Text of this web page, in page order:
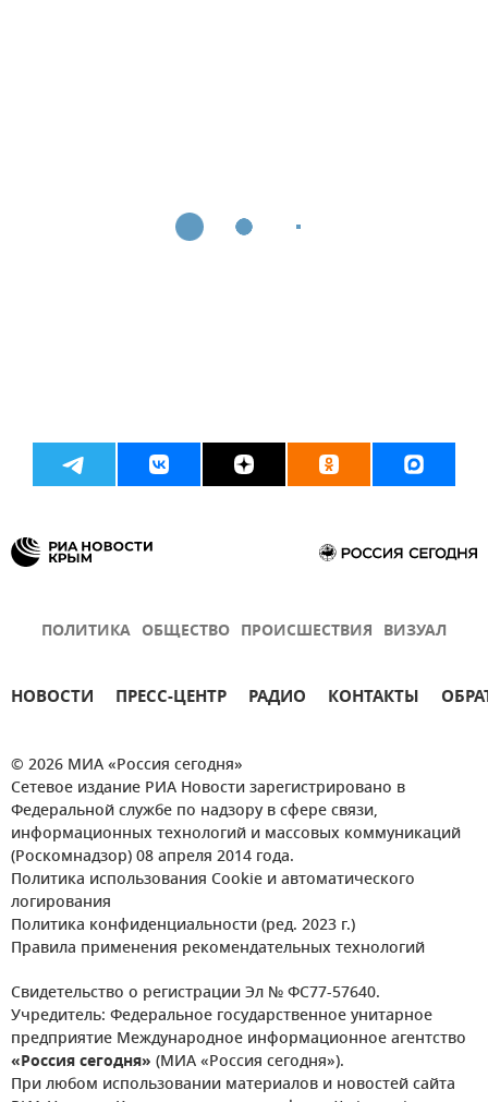
ПОЛИТИКА ОБЩЕСТВО ПРОИСШЕСТВИЯ ВИЗУАЛ
НОВОСТИ ПРЕСС-ЦЕНТР РАДИО КОНТАКТЫ
© 2026 МИА «Россия сегодня»
Сетевое издание РИА Новости зарегистрировано в
Федеральной службе по надзору в сфере связи,
информационных технологий и массовых коммуникаций
(Роскомнадзор) 08 апреля 2014 года.
Политика использования Cookie и автоматического
логирования
Политика конфиденциальности (ред. 2023 г.)
Правила применения рекомендательных технологий
Свидетельство о регистрации Эл № ФС77-57640.
Учредитель: Федеральное государственное унитарное
предприятие Международное информационное агентство
«Россия сегодня» (МИА «Россия сегодня»).
При любом использовании материалов и новостей сайта